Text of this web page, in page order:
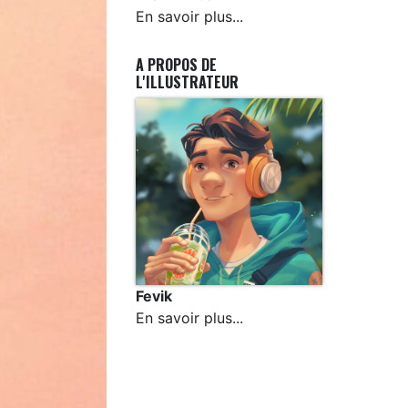
En savoir plus...
A PROPOS DE
L'ILLUSTRATEUR
Fevik
En savoir plus...